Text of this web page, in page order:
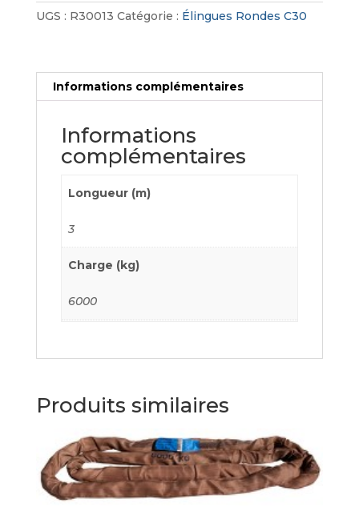
UGS : R30013 Catégorie : Élingues Rondes C30
Informations complémentaires
Informations
complémentaires
Longueur (m)
3
Charge (kg)
6000
Produits similaires